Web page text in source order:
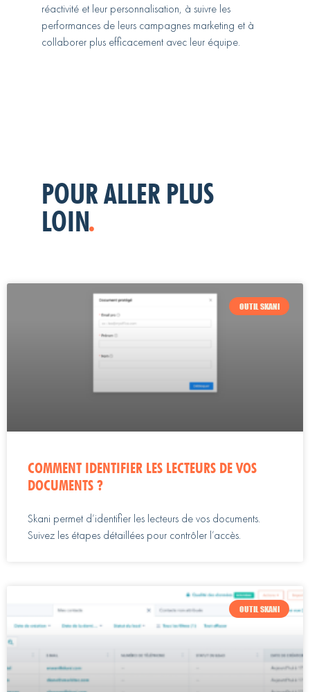
réactivité et leur personnalisation, à suivre les
performances de leurs campagnes marketing et à
collaborer plus efficacement avec leur équipe.
POUR ALLER PLUS
LOIN.
OUTIL SKANI
COMMENT IDENTIFIER LES LECTEURS DE VOS
DOCUMENTS ?
Skani permet d’identifier les lecteurs de vos documents.
Suivez les étapes détaillées pour contrôler l’accès.
OUTIL SKANI